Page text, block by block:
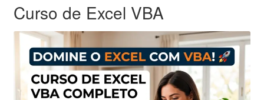
Curso de Excel VBA